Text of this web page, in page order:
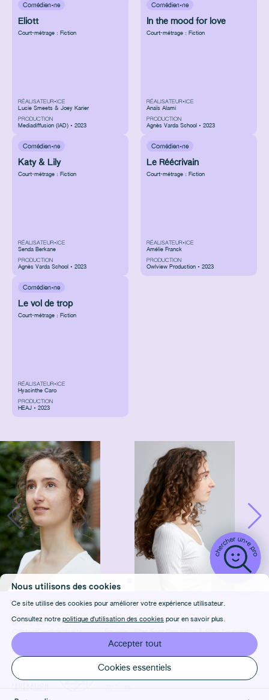
Comédien·ne
Eliott
Court-métrage : Fiction
RÉALISATEUR•ICE
Lucie Smeets & Joey Karier
PRODUCTION
Mediadiffusion (IAD) • 2023
Comédien·ne
In the mood for love
Court-métrage : Fiction
RÉALISATEUR•ICE
Anaïs Alami
PRODUCTION
Agnès Varda School • 2023
Comédien·ne
Katy & Lily
Court-métrage : Fiction
RÉALISATEUR•ICE
Senda Berkane
PRODUCTION
Agnès Varda School • 2023
Comédien·ne
Le Réécrivain
Court-métrage : Fiction
RÉALISATEUR•ICE
Amélie Franck
PRODUCTION
Owlview Production • 2023
Comédien·ne
Le vol de trop
Court-métrage : Fiction
RÉALISATEUR•ICE
Hyacinthe Caro
PRODUCTION
HEAJ • 2023
Nous utilisons des cookies
Ce site utilise des cookies pour améliorer votre expérience utilisateur.
Consultez notrepolitique d'utilisation des cookies pour en savoir plus.
Cookies essentiels
Accepter tout
Contact
FAQ
CONDITIONS D'UTILISATION
Confidentialité
CRÉDITS
Équipes :Elles Font Des Films&Elles Tournent
Design & Front-end :